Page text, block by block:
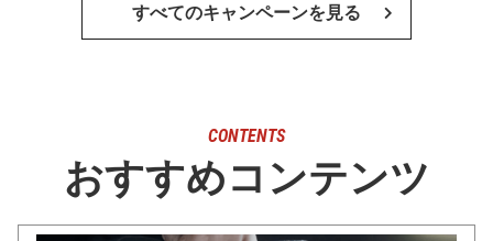
すべてのキャンペーンを見る
CONTENTS
おすすめコンテンツ